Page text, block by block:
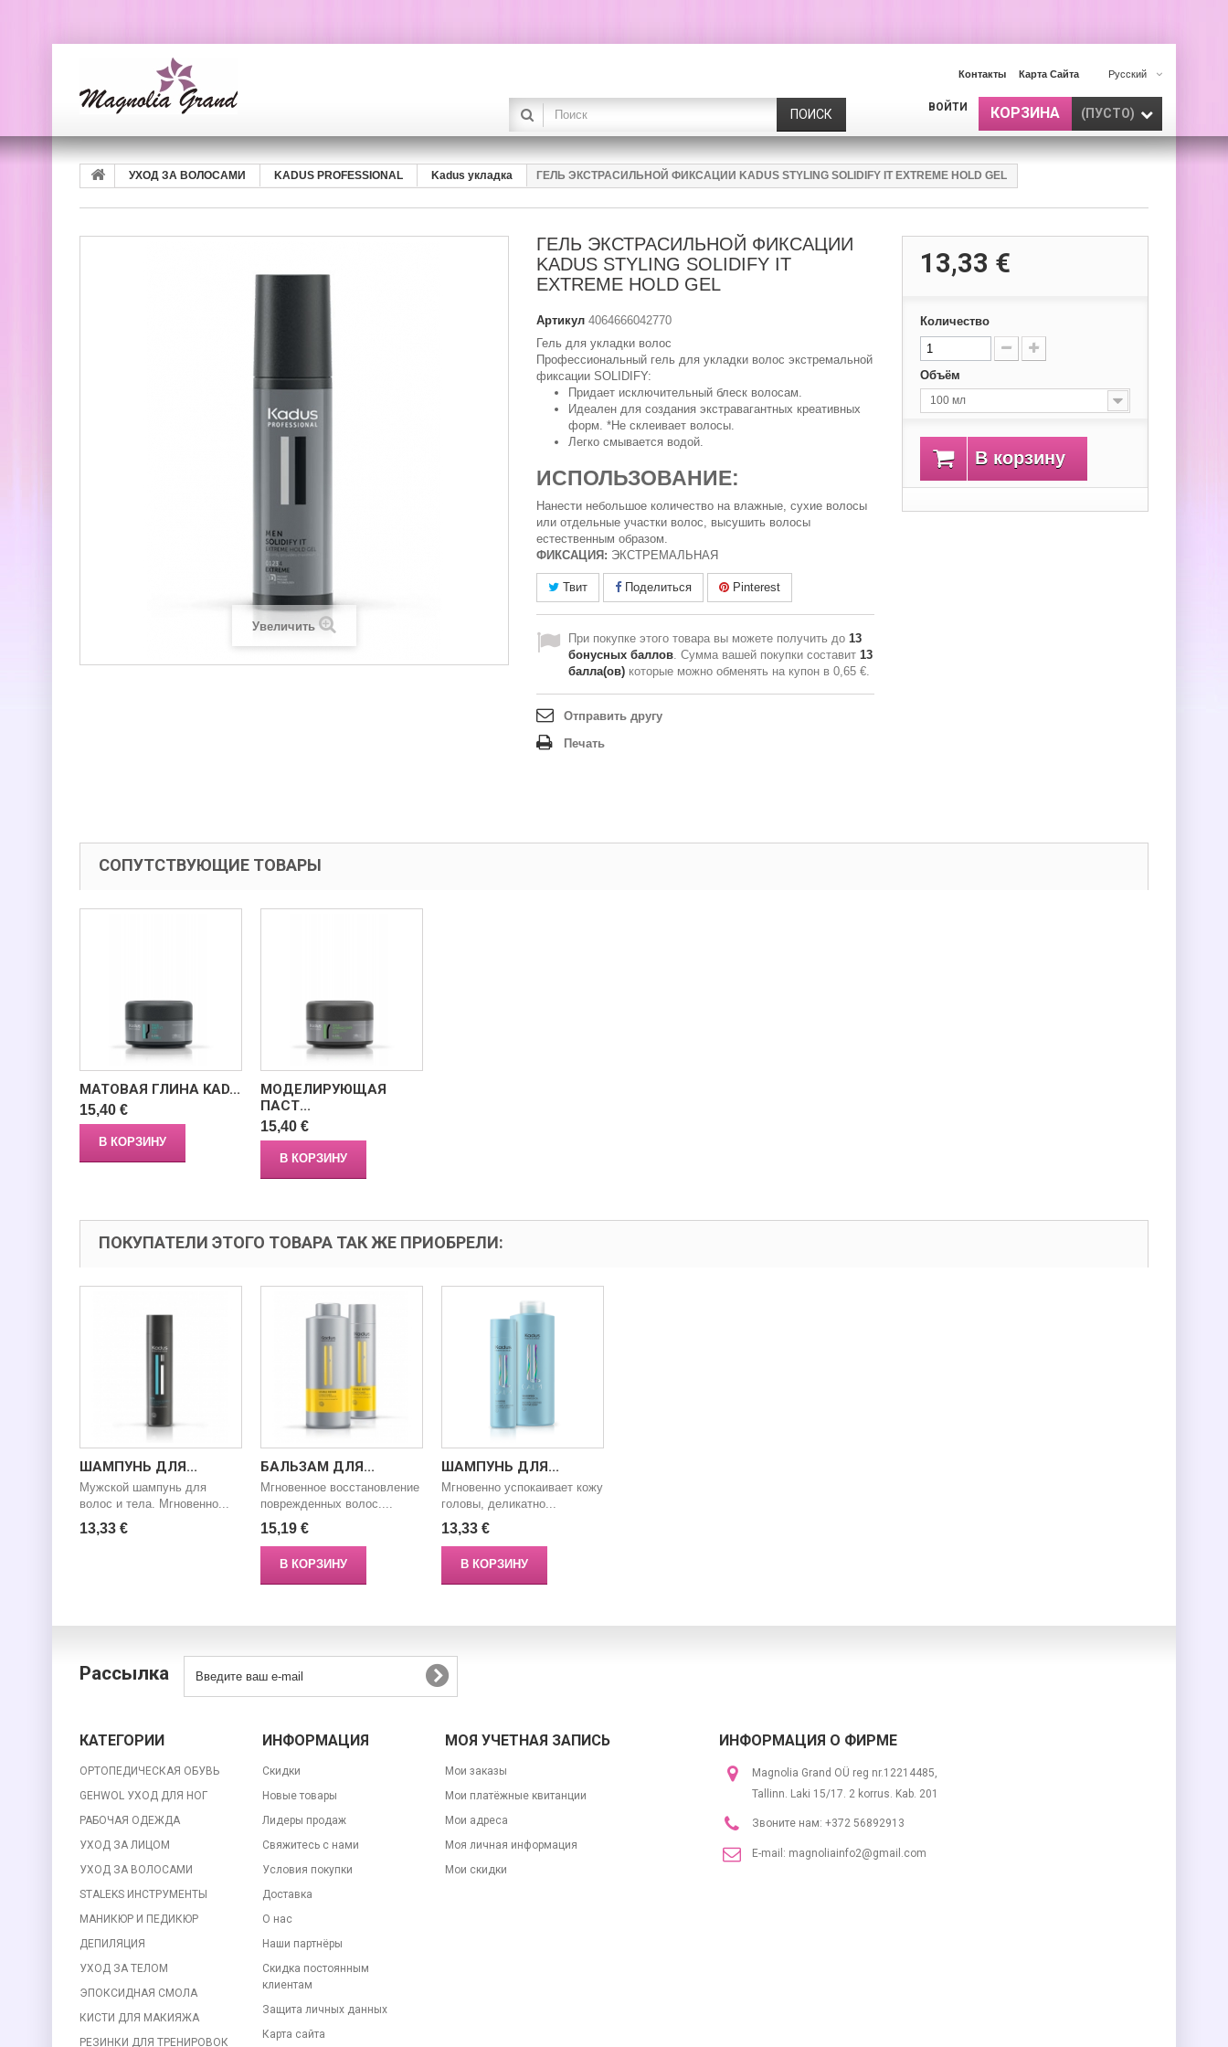
Русский
Контакты Карта Сайта
КОРЗИНА (ПУСТО)
ВОЙТИ
ПОИСК
УХОД ЗА ВОЛОСАМИ KADUS PROFESSIONAL Kadus укладка ГЕЛЬ ЭКСТРАСИЛЬНОЙ ФИКСАЦИИ KADUS STYLING SOLIDIFY IT EXTREME HOLD GEL
Увеличить
ГЕЛЬ ЭКСТРАСИЛЬНОЙ ФИКСАЦИИ
KADUS STYLING SOLIDIFY IT
EXTREME HOLD GEL
Артикул 4064666042770
Гель для укладки волос
Профессиональный гель для укладки волос экстремальной
фиксации SOLIDIFY:
Придает исключительный блеск волосам.
Идеален для создания экстравагантных креативных
форм. *Не склеивает волосы.
Легко смывается водой.
ИСПОЛЬЗОВАНИЕ:
Нанести небольшое количество на влажные, сухие волосы
или отдельные участки волос, высушить волосы
естественным образом.
ФИКСАЦИЯ: ЭКСТРЕМАЛЬНАЯ
Твит Поделиться Pinterest
При покупке этого товара вы можете получить до 13
бонусных баллов. Сумма вашей покупки составит 13
балла(ов) которые можно обменять на купон в 0,65 €.
Отправить другу
Печать
13,33 €
Количество
Объём
100 мл
В корзину
СОПУТСТВУЮЩИЕ ТОВАРЫ
МАТОВАЯ ГЛИНА KAD...
15,40 €
В КОРЗИНУ
МОДЕЛИРУЮЩАЯ
ПАСТ...
15,40 €
В КОРЗИНУ
ПОКУПАТЕЛИ ЭТОГО ТОВАРА ТАК ЖЕ ПРИОБРЕЛИ:
ШАМПУНЬ ДЛЯ...
Мужской шампунь для
волос и тела. Мгновенно...
13,33 €
БАЛЬЗАМ ДЛЯ...
Мгновенное восстановление
поврежденных волос....
15,19 €
В КОРЗИНУ
ШАМПУНЬ ДЛЯ...
Мгновенно успокаивает кожу
головы, деликатно...
13,33 €
В КОРЗИНУ
Рассылка
КАТЕГОРИИ
ОРТОПЕДИЧЕСКАЯ ОБУВЬ
GEHWOL УХОД ДЛЯ НОГ
РАБОЧАЯ ОДЕЖДА
УХОД ЗА ЛИЦОМ
УХОД ЗА ВОЛОСАМИ
STALEKS ИНСТРУМЕНТЫ
МАНИКЮР И ПЕДИКЮР
ДЕПИЛЯЦИЯ
УХОД ЗА ТЕЛОМ
ЭПОКСИДНАЯ СМОЛА
КИСТИ ДЛЯ МАКИЯЖА
РЕЗИНКИ ДЛЯ ТРЕНИРОВОК
ИНФОРМАЦИЯ
Скидки
Новые товары
Лидеры продаж
Свяжитесь с нами
Условия покупки
Доставка
О нас
Наши партнёры
Скидка постоянным
клиентам
Защита личных данных
Карта сайта
МОЯ УЧЕТНАЯ ЗАПИСЬ
Мои заказы
Мои платёжные квитанции
Мои адреса
Моя личная информация
Мои скидки
ИНФОРМАЦИЯ О ФИРМЕ
Magnolia Grand OÜ reg nr.12214485,
Tallinn. Laki 15/17. 2 korrus. Kab. 201
Звоните нам: +372 56892913
E-mail: magnoliainfo2@gmail.com